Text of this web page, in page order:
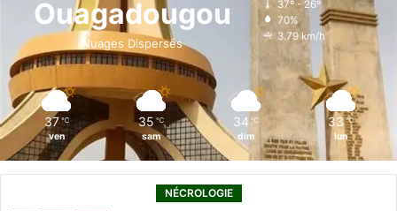
o
k
i
n
r
Ouagadougou
Nuages Dispersés
37º - 26º
70%
3.79 km/h
37 ℃
ven
35 ℃
sam
34 ℃
dim
33 ℃
lun
NÉCROLOGIE